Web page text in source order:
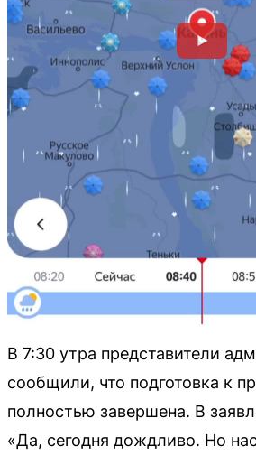
В 7:30 утра представители
сообщили, что подготовка к
полностью завершена. В
«Да, сегодня дождливо. Но